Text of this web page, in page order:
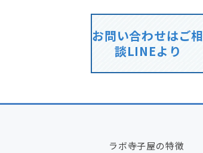
お問い合わせはご相
談LINEより
ラボ寺子屋の特徴